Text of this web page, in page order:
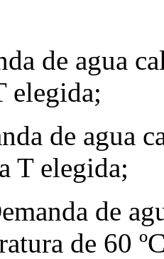
de agua
elegida;
de agua
T elegida;
de
de 60